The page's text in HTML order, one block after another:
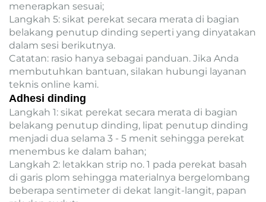
menerapkan sesuai;
Langkah 5: sikat perekat secara merata di bagian
belakang penutup dinding seperti yang dinyatakan
dalam sesi berikutnya.
Catatan: rasio hanya sebagai panduan. Jika Anda
membutuhkan bantuan, silakan hubungi layanan
teknis online kami.
Adhesi dinding
Langkah 1: sikat perekat secara merata di bagian
belakang penutup dinding, lipat penutup dinding
menjadi dua selama 3 - 5 menit sehingga perekat
menembus ke dalam bahan;
Langkah 2: letakkan strip no. 1 pada perekat basah
di garis plom sehingga materialnya bergelombang
beberapa sentimeter di dekat langit-langit, papan